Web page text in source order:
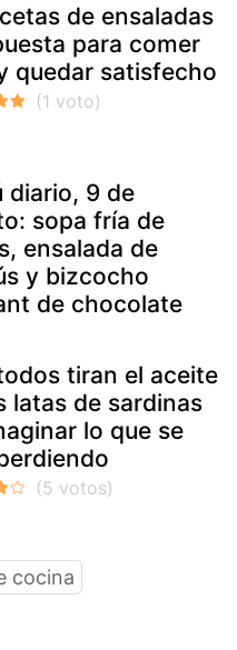
de ensaladas
para comer
quedar satisfecho
diario, 9 de
sopa fría de
ensalada de
y bizcocho
de chocolate
tiran el aceite
latas de sardinas
lo que se
cocina